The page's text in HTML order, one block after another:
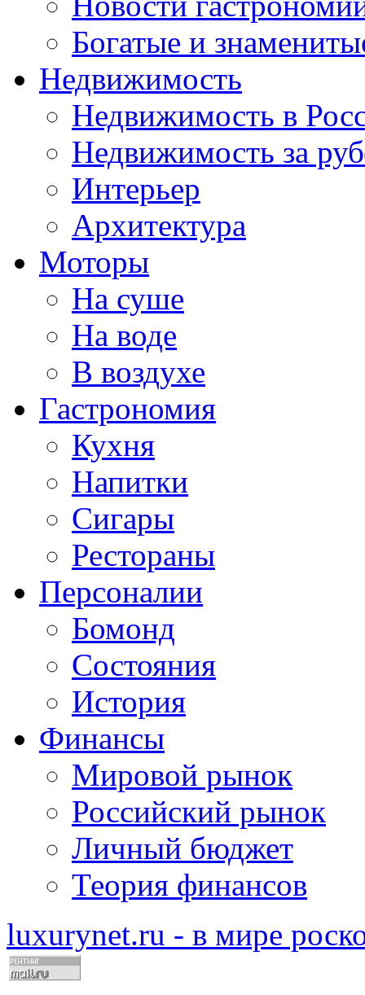
Богатые и
Недвижимость
Недвижимость в
Недвижимость за
Интерьер
Архитектура
Моторы
На суше
На воде
В воздухе
Гастрономия
Кухня
Напитки
Сигары
Рестораны
Персоналии
Бомонд
Состояния
История
Финансы
Мировой рынок
Российский рынок
Личный бюджет
Теория финансов
luxurynet.ru - в мире